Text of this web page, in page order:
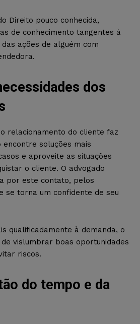
Direito pouco conhecida,
de conhecimento tangentes à
ações de alguém com
dos
relacionamento do cliente faz
encontre soluções mais
e aproveite as situações
o cliente. O advogado
por este contato, pelos
se torna um confidente de seu
qualificadamente à demanda, o
vislumbrar boas oportunidades
riscos.
do tempo e da